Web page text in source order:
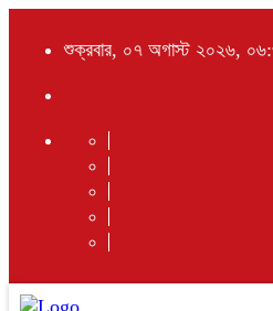
শুক্রবার, ০৭ অগাস্ট ২০২৬,